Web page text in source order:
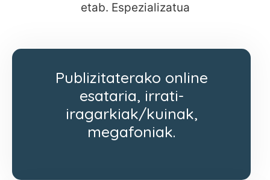
etab. Espezializatua
Publizitaterako online
esataria, irrati-
iragarkiak/kuinak,
megafoniak.